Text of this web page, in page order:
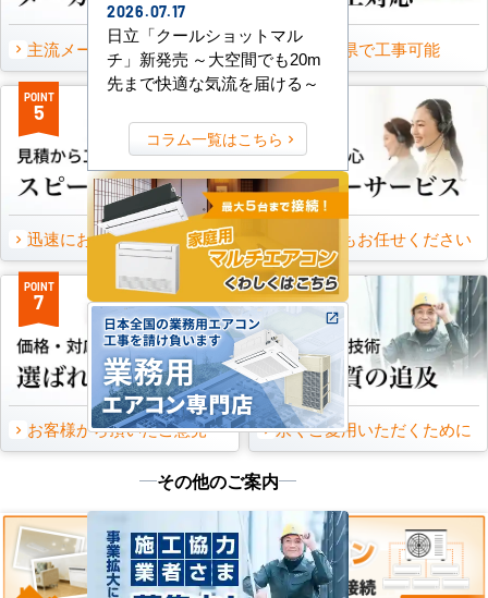
主流メーカーを全取扱可能 47都道府県で工事可能
POINT
5
迅速にお届け出来る理由
POINT
万一の時もお任せください
POINT
7
お客様から頂いたご意見
POINT
8
永くご愛用いただくために
2026.07.17
日立「クールショットマル
チ」新発売 ～大空間でも20m
先まで快適な気流を届ける～
コラム一覧はこちら
その他のご案内